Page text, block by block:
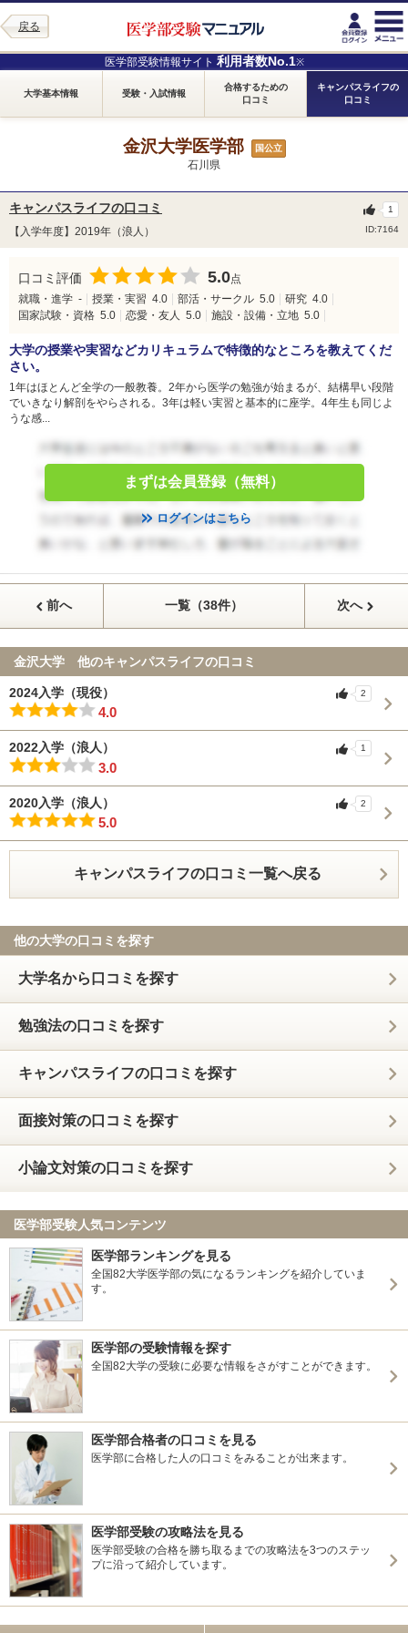
戻る
医学部受験情報サイト 利用者数No.1※
大学基本情報 受験・入試情報
合格するための
口コミ
キャンパスライフの
口コミ
金沢大学医学部 国公立
石川県
キャンパスライフの口コミ
【入学年度】2019年（浪人） ID:7164
1
口コミ評価 5.0点
就職・進学 - 授業・実習 4.0 部活・サークル 5.0 研究 4.0
国家試験・資格 5.0 恋愛・友人 5.0 施設・設備・立地 5.0
大学の授業や実習などカリキュラムで特徴的なところを教えてくだ
さい。
1年はほとんど全学の一般教養。2年から医学の勉強が始まるが、結構早い段階
でいきなり解剖をやらされる。3年は軽い実習と基本的に座学。4年生も同じよ
うな感...
まずは会員登録（無料）
ログインはこちら
前へ 一覧（38件） 次へ
金沢大学 他のキャンパスライフの口コミ
2024入学（現役）
4.0
2
2022入学（浪人）
3.0
1
2020入学（浪人）
5.0
2
キャンパスライフの口コミ一覧へ戻る
他の大学の口コミを探す
大学名から口コミを探す
勉強法の口コミを探す
キャンパスライフの口コミを探す
面接対策の口コミを探す
小論文対策の口コミを探す
医学部受験人気コンテンツ
医学部ランキングを見る
全国82大学医学部の気になるランキングを紹介していま
す。
医学部の受験情報を探す
全国82大学の受験に必要な情報をさがすことができます。
医学部合格者の口コミを見る
医学部に合格した人の口コミをみることが出来ます。
医学部受験の攻略法を見る
医学部受験の合格を勝ち取るまでの攻略法を3つのステッ
プに沿って紹介しています。